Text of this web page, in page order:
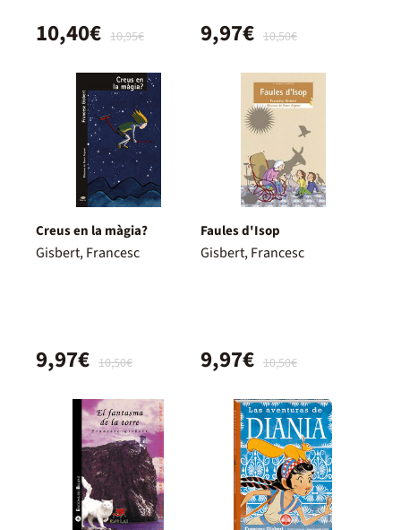
10,95€
10,40€ 10,50€
9,97€
Creus en la màgia?
Gisbert, Francesc
10,50€
9,97€
Faules d'Isop
Gisbert, Francesc
10,50€
9,97€